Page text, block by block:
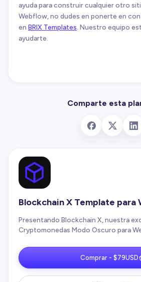
ayuda para construir cualquier otro
Webflow, no dudes en ponerte en
en BRIX Templates . Nuestro equipo
ayudarte.
Comparte esta
Blockchain X Template para
Presentando Blockchain X, nuestra
Cryptomonedas Modo Oscuro para
Comprar - $79USD